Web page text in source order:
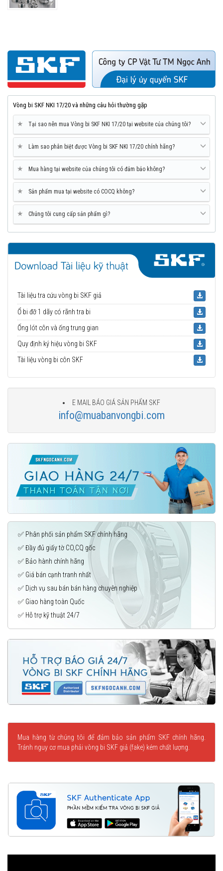
Vòng bi SKF NKI 17/20 và những câu hỏi thường gặp
★ Tại sao nên mua Vòng bi SKF NKI 17/20 tại website của chúng tôi?
★ Làm sao phân biệt được Vòng bi SKF NKI 17/20 chính hãng?
★ Mua hàng tại website của chúng tôi có đảm bảo không?
★ Sản phẩm mua tại website có COCQ không?
★ Chúng tôi cung cấp sản phẩm gì?
Tài liệu tra cứu vòng bi SKF giả
Ổ bi đỡ 1 dãy có rãnh tra bi
Ống lót côn và ống trung gian
Quy định ký hiệu vòng bi SKF
Tài liệu vòng bi côn SKF
E MAIL BÁO GIÁ SẢN PHẨM SKF
info@muabanvongbi.com
✅ Phân phối sản phẩm SKF chính hãng
✅ Đầy đủ giấy tờ CO,CQ gốc
✅ Bảo hành chính hãng
✅ Giá bán cạnh tranh nhất
✅ Dịch vụ sau bán bán hàng chuyên nghiệp
✅ Giao hàng toàn Quốc
✅ Hỗ trợ kỹ thuật 24/7
Mua hàng từ chúng tôi để đảm bảo sản phẩm SKF chính hãng.
Tránh nguy cơ mua phải vòng bi SKF giả (fake) kém chất lượng.